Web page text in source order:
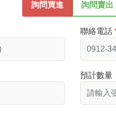
詢問買進 詢問賣出
聯絡電話
預計數量